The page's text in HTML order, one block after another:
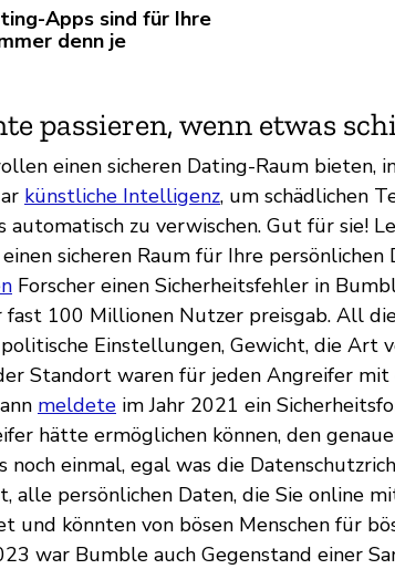
Apps sind für Ihre
denn je
passieren, wenn etwas
einen sicheren Dating-Raum bieten,
künstliche Intelligenz, um schädlichen
automatisch zu verwischen. Gut für sie!
sicheren Raum für Ihre
Forscher einen Sicherheitsfehler in
fast 100 Millionen Nutzer preisgab. All
Einstellungen, Gewicht, die Art
Standort waren für jeden Angreifer mit
meldete im Jahr 2021 ein
hätte ermöglichen können, den
noch einmal, egal was die
alle persönlichen Daten, die Sie online
und könnten von bösen Menschen für
war Bumble auch Gegenstand einer